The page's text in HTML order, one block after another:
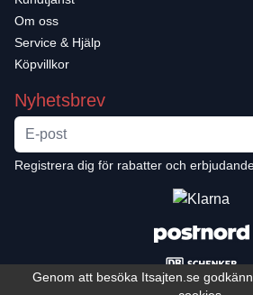
Genom att besöka Itsajten.se
Om oss
Service & Hjälp
Köpvillkor
Nyhetsbrev
Registrera dig för rabatter och